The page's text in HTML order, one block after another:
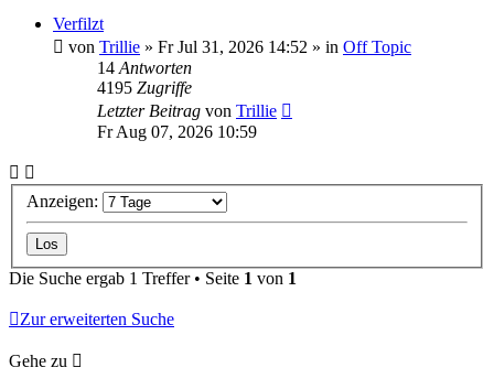
Verfilzt
von Trillie » Fr Jul 31, 2026 14:52 » in Off Topic
14 Antworten
4195 Zugriffe
Letzter Beitrag von Trillie
Fr Aug 07, 2026 10:59
Anzeigen:
Die Suche ergab 1 Treffer • Seite 1 von 1
Zur erweiterten Suche
Gehe zu